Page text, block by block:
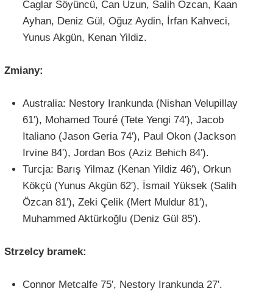
Caglar Söyüncü, Can Uzun, Salih Özcan, Kaan
Ayhan, Deniz Gül, Oğuz Aydin, İrfan Kahveci,
Yunus Akgün, Kenan Yildiz.
Zmiany:
Australia: Nestory Irankunda (Nishan Velupillay
61′), Mohamed Touré (Tete Yengi 74′), Jacob
Italiano (Jason Geria 74′), Paul Okon (Jackson
Irvine 84′), Jordan Bos (Aziz Behich 84′).
Turcja: Barış Yilmaz (Kenan Yildiz 46′), Orkun
Kökçü (Yunus Akgün 62′), İsmail Yüksek (Salih
Özcan 81′), Zeki Çelik (Mert Muldur 81′),
Muhammed Aktürkoğlu (Deniz Gül 85′).
Strzelcy bramek:
Connor Metcalfe 75′, Nestory Irankunda 27′.